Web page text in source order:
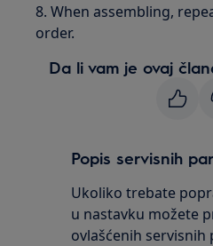
8. When assembling,
order.
Da li vam je ovaj
Popis servisnih
Ukoliko trebate
u nastavku možete
ovlašćenih servisnih